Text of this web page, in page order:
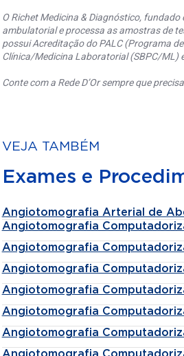
O Richet Medicina & Diagnóstico,
ambulatorial e processa as amostras de
possui Acreditação do PALC (Programa
Clínica/Medicina Laboratorial (SBPC/ML)
Conte com a Rede D’Or sempre que
VEJA TAMBÉM
Exames e
Angiotomografia Arterial de
Angiotomografia
Angiotomografia
Angiotomografia
Angiotomografia
Angiotomografia
Angiotomografia
Angiotomografia